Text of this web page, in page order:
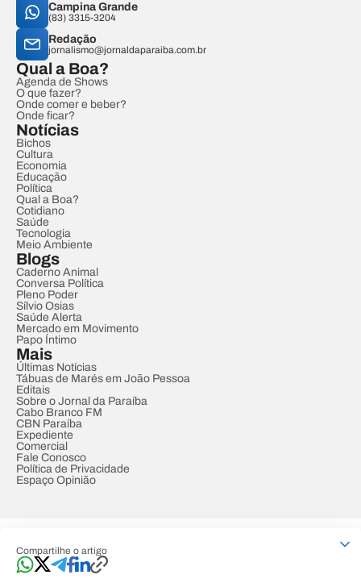
Compartilhe o artigo
Campina Grande
(83) 3315-3204
Redação
jornalismo@jornaldaparaiba.com.br
Qual a Boa?
Agenda de Shows
O que fazer?
Onde comer e beber?
Onde ficar?
Notícias
Bichos
Cultura
Economia
Educação
Política
Qual a Boa?
Cotidiano
Saúde
Tecnologia
Meio Ambiente
Blogs
Caderno Animal
Conversa Política
Pleno Poder
Sílvio Osias
Saúde Alerta
Mercado em Movimento
Papo Íntimo
Mais
Últimas Notícias
Tábuas de Marés em João Pessoa
Editais
Sobre o Jornal da Paraíba
Cabo Branco FM
CBN Paraíba
Expediente
Comercial
Fale Conosco
Política de Privacidade
Espaço Opinião
Developed by Designed by